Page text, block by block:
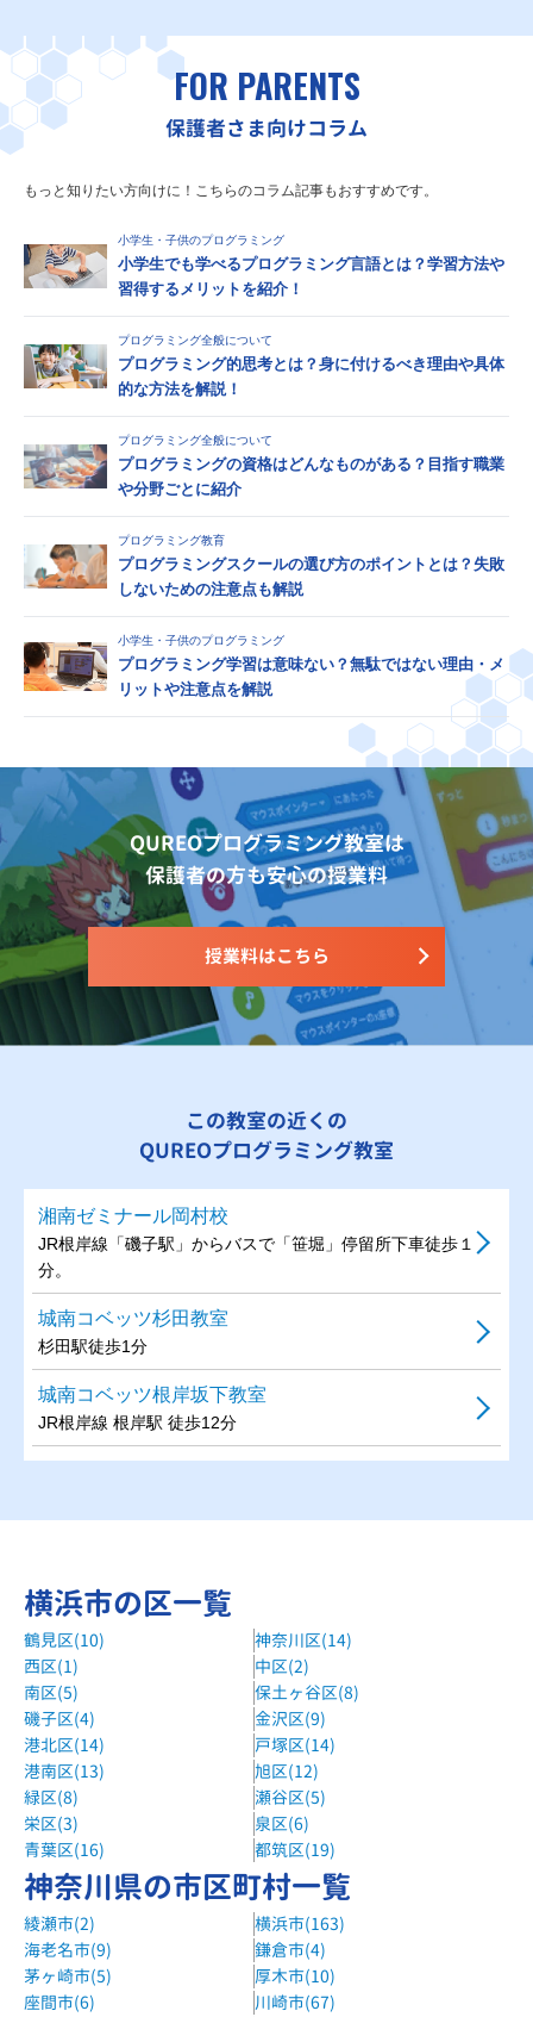
FOR PARENTS
保護者さま向けコラム
もっと知りたい方向けに！こちらのコラム記事もおすすめです。
小学生・子供のプログラミング
小学生でも学べるプログラミング言語とは？学習方法や
習得するメリットを紹介！
プログラミング全般について
プログラミング的思考とは？身に付けるべき理由や具体
的な方法を解説！
プログラミング全般について
プログラミングの資格はどんなものがある？目指す職業
や分野ごとに紹介
プログラミング教育
プログラミングスクールの選び方のポイントとは？失敗
しないための注意点も解説
小学生・子供のプログラミング
プログラミング学習は意味ない？無駄ではない理由・メ
リットや注意点を解説
QUREOプログラミング教室は
保護者の方も安心の授業料
授業料はこちら
この教室の近くの
QUREOプログラミング教室
湘南ゼミナール岡村校
JR根岸線「磯子駅」からバスで「笹堀」停留所下車徒歩１
分。
城南コベッツ杉田教室
杉田駅徒歩1分
城南コベッツ根岸坂下教室
JR根岸線 根岸駅 徒歩12分
横浜市の区一覧
鶴見区(10)
神奈川区(14)
西区(1)
中区(2)
南区(5)
保土ヶ谷区(8)
磯子区(4)
金沢区(9)
港北区(14)
戸塚区(14)
港南区(13)
旭区(12)
緑区(8)
瀬谷区(5)
栄区(3)
泉区(6)
青葉区(16)
都筑区(19)
神奈川県の市区町村一覧
綾瀬市(2)
横浜市(163)
海老名市(9)
鎌倉市(4)
茅ヶ崎市(5)
厚木市(10)
座間市(6)
川崎市(67)